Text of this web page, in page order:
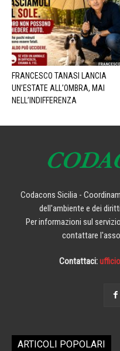
FRANCESCO TANASI LANCIA
UN’ESTATE ALL’OMBRA, MAI
NELL’INDIFFERENZA
Codacons Sicilia -
dell'ambiente e dei
Per informazioni sul
contattare
Contattaci:
ARTICOLI POPOLARI